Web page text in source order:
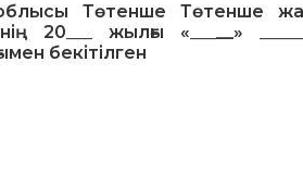
Төтенше
Төтенше
20 жылғы « _____»
бекітілген